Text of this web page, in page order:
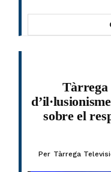
Tàrrega
sobre el
Per Tàrrega